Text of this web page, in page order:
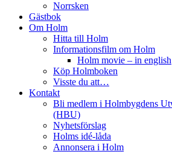
Norrsken
Gästbok
Om Holm
Hitta till Holm
Informationsfilm om Holm
Holm movie – in english
Köp Holmboken
Visste du att…
Kontakt
Bli medlem i Holmbygdens
(HBU)
Nyhetsförslag
Holms idé-låda
Annonsera i Holm